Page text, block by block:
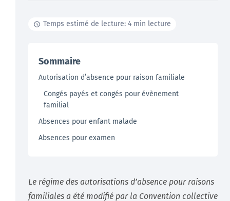
Temps estimé de lecture: 4 min lecture
Sommaire
Autorisation d’absence pour raison familiale
Congés payés et congés pour évènement
familial
Absences pour enfant malade
Absences pour examen
Le régime des autorisations d’absence pour raisons
familiales a été modifié par la Convention collective